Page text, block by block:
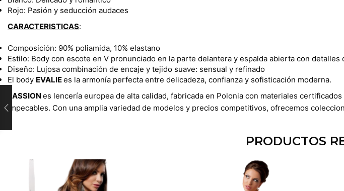
Rojo: Pasión y seducción audaces
CARACTERISTICAS:
Composición: 90% poliamida, 10% elastano
Estilo: Body con escote en V pronunciado en la parte delantera y espalda abierta con detalles
Diseño: Lujosa combinación de encaje y tejido suave: sensual y refinado
El body EVALIEes la armonía perfecta entre delicadeza, confianza y sofisticación moderna.
PASSION es lencería europea de alta calidad, fabricada en Polonia con materiales
impecables. Con una amplia variedad de modelos y precios competitivos, ofrecemos
PRODUCTOS